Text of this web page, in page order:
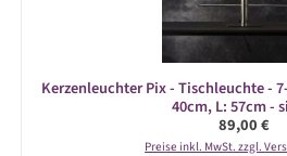
Kerzenleuchter Pix - Tischleuchte -
40cm, L: 57cm -
Regulärer
89,00 €
Preise inkl. MwSt. zzgl.